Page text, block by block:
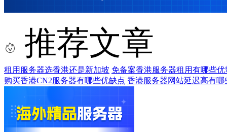
推荐文章
租用服务器选香港还是新加坡 免备案香港服务器租用有哪些优
购买香港CN2服务器有哪些优缺点 香港服务器网站延迟高有哪